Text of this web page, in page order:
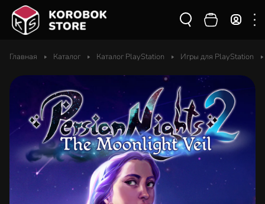
Главная Каталог Каталог PlayStation Игры для PlayStation